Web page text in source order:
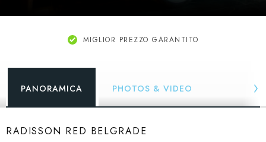
MIGLIOR PREZZO GARANTITO
PANORAMICA PHOTOS & VIDEO
RADISSON RED BELGRADE